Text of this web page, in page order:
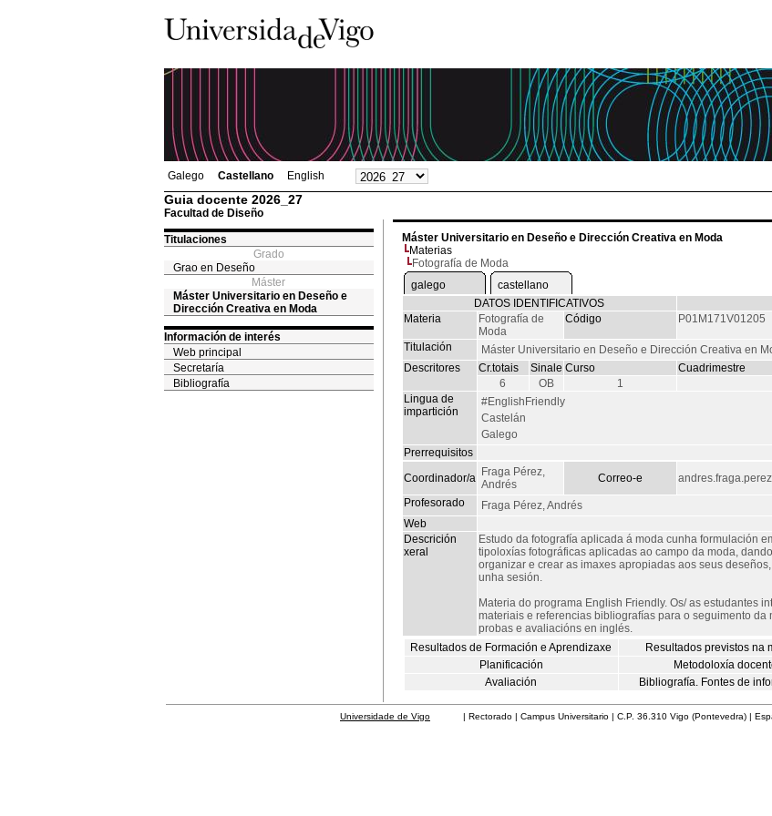
Galego Castellano English
Guia docente 2026_27
Facultad de Diseño
Titulaciones
Grado
Grao en Deseño
Máster
Máster Universitario en Deseño e
Dirección Creativa en Moda
Información de interés
Web principal
Secretaría
Bibliografía
Máster Universitario en Deseño e Dirección Creativa en Moda
Materias
Fotografía de Moda
galego
castellano
DATOS IDENTIFICATIVOS
Materia
Fotografía de
Moda
Código P01M171V01205
Titulación
Máster Universitario en Deseño e Dirección Creativa en
Descritores
Cr.totais Sinale Curso
Cuadrimestre
6
OB 1
Lingua de
impartición
#EnglishFriendly
Castelán
Galego
Prerrequisitos
Coordinador/a
Fraga Pérez,
Andrés
Correo-e
Profesorado
Fraga Pérez, Andrés
Web
Descrición
xeral
Estudo da fotografía aplicada á moda cunha formulación
tipoloxías fotográficas aplicadas ao campo da moda,
organizar e crear as imaxes apropiadas aos seus
unha sesión.
Materia do programa English Friendly. Os/ as estudantes
materiais e referencias bibliografías para o seguimento
probas e avaliacións en inglés.
Resultados de Formación e Aprendizaxe
Resultados previstos na
Planificación
Metodoloxía
Avaliación
Bibliografía. Fontes de
Universidade de Vigo | Rectorado | Campus Universitario | C.P. 36.310 Vigo (Pontevedra) |